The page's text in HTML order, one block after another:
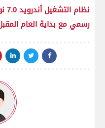
رسمي مع بداية العام المقبل